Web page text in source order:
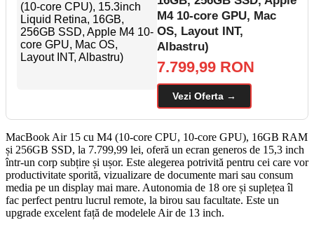
M4 10-core GPU, Mac
OS, Layout INT,
Albastru)
7.799,99 RON
Vezi Oferta →
MacBook Air 15 cu M4 (10-core CPU, 10-core GPU), 16GB RAM
și 256GB SSD, la 7.799,99 lei, oferă un ecran generos de 15,3 inch
într-un corp subțire și ușor. Este alegerea potrivită pentru cei care vor
productivitate sporită, vizualizare de documente mari sau consum
media pe un display mai mare. Autonomia de 18 ore și suplețea îl
fac perfect pentru lucrul remote, la birou sau facultate. Este un
upgrade excelent față de modelele Air de 13 inch.